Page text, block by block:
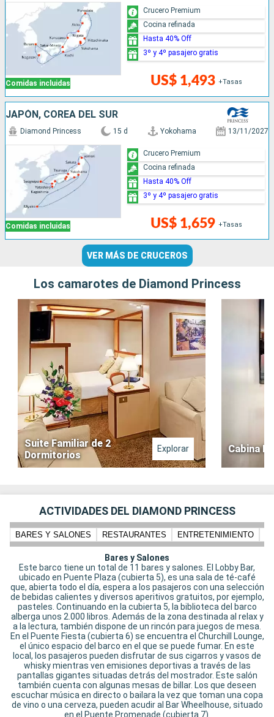
Comidas incluidas US$ 1,493 +Tasas
Crucero Premium
Cocina refinada
Hasta 40% Off
3º y 4º pasajero gratis
JAPÓN, COREA DEL SUR
Comidas incluidas
Diamond Princess 15 d Yokohama 13/11/2027
US$ 1,659 +Tasas
Crucero Premium
Cocina refinada
Hasta 40% Off
3º y 4º pasajero gratis
VER MÁS DE CRUCEROS
Los camarotes de Diamond Princess
Suite Familiar de 2
Dormitorios
Explorar Cabina
ACTIVIDADES DEL DIAMOND PRINCESS
BARES Y SALONES RESTAURANTES ENTRETENIMIENTO
Bares y Salones
Este barco tiene un total de 11 bares y salones. El Lobby Bar,
ubicado en Puente Plaza (cubierta 5), es una sala de té-café
que, abierta todo el día, espera a los pasajeros con una selección
de bebidas calientes y diversos aperitivos gratuitos, por ejemplo,
pasteles. Continuando en la cubierta 5, la biblioteca del barco
alberga unos 2.000 libros. Además de la zona destinada al relax y
a la lectura, también dispone de un rincón para juegos de mesa.
En el Puente Fiesta (cubierta 6) se encuentra el Churchill Lounge,
el único espacio del barco en el que se puede fumar. En este
local, los pasajeros pueden disfrutar de sus cigarros y vasos de
whisky mientras ven emisiones deportivas a través de las
pantallas gigantes situadas detrás del mostrador. Este salón
también cuenta con algunas mesas de billar. Los que deseen
escuchar música en directo o bailara la vez que toman una copa
de vino o una cerveza, pueden acudir al Bar Wheelhouse, situado
en el Puente Promenade (cubierta 7).